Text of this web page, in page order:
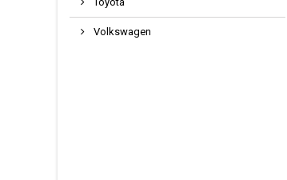
Volkswagen